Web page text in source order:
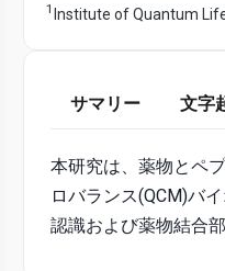
1 Institute of Quantum
サマリー 文字
本研究は、薬物とペ
ロバランス(QCM)バ
認識および薬物結合